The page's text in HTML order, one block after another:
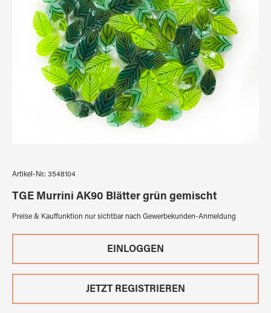
Artikel-Nr.: 3548104
TGE Murrini AK90 Blätter grün gemischt
Preise & Kauffunktion nur sichtbar nach Gewerbekunden-Anmeldung
EINLOGGEN
JETZT REGISTRIEREN